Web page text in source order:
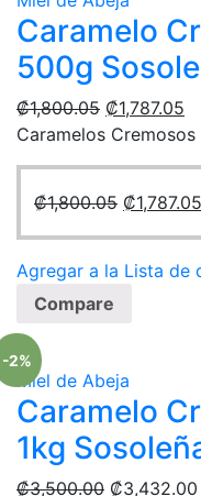
Caramelo
500g
₡1,800.05 ₡1,787.05
Caramelos Cremosos
₡1,800.05 ₡1,787.05
Agregar a la Lista de
Compare
-2%
Miel de Abeja
Caramelo
1kg
₡3,500.00 ₡3,432.00